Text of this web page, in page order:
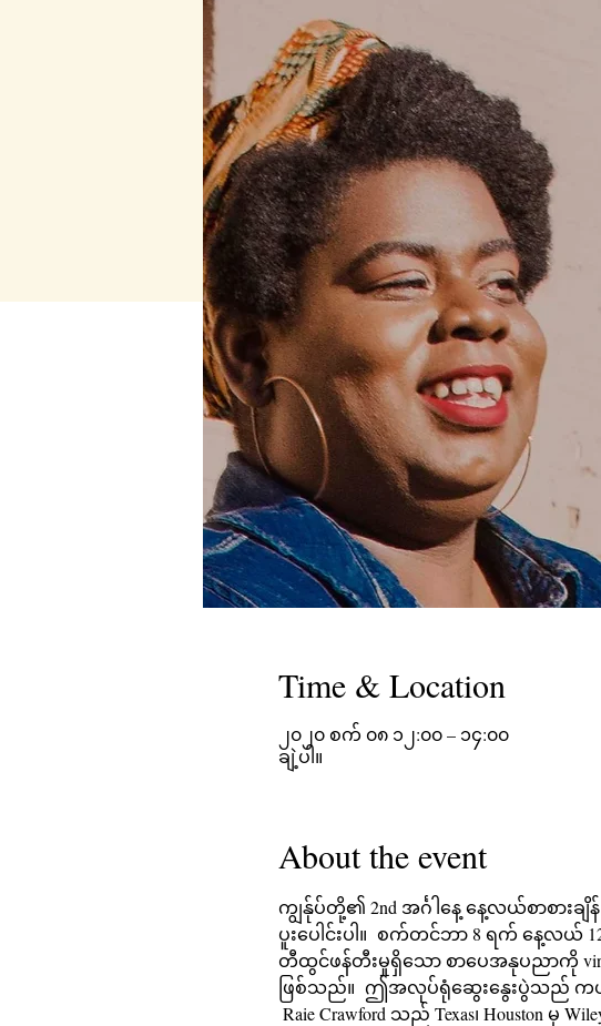
Time & Location
၂၀၂၀ စက် ၀၈ ၁၂:၀၀ – ၁၄:၀၀
ချဲ့ပါ။
About the event
ကျွန်ုပ်တို့၏ 2nd အင်္ဂါနေ့ နေ့လယ်စာစားခ
ပူးပေါင်းပါ။  စက်တင်ဘာ 8 ရက် နေ့လယ် 12
တီထွင်ဖန်တီးမှုရှိသော စာပေအနုပညာကို
ဖြစ်သည်။  ဤအလုပ်ရုံဆွေးနွေးပွဲသည် ကယ်